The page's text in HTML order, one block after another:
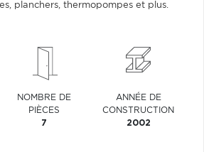
planchers, thermopompes et plus.
NOMBRE DE
PIÈCES
7
ANNÉE DE
CONSTRUCTION
2002